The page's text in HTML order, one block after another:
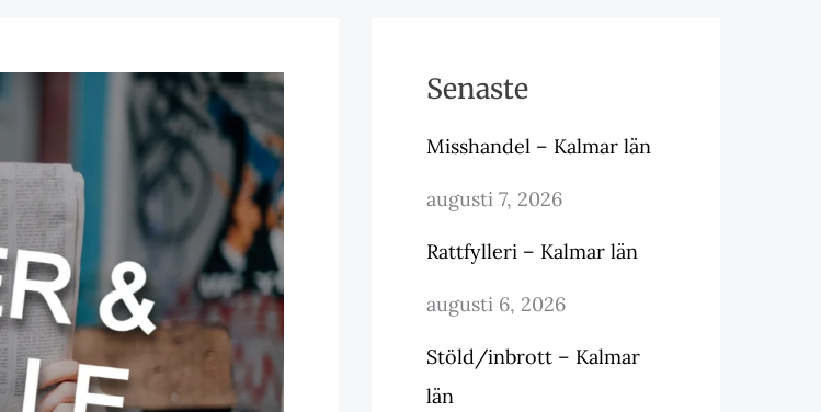
Senaste
Misshandel – Kalmar län
augusti 7, 2026
Rattfylleri – Kalmar län
augusti 6, 2026
Stöld/inbrott – Kalmar
län